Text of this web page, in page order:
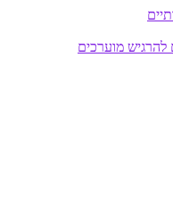
להרגיש מוערכים